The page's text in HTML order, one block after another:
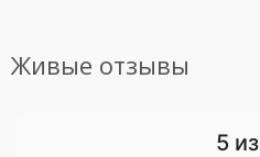
Живые отзывы
5